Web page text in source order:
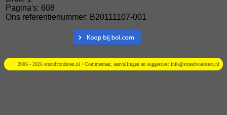
Pagina's: 608
Ons referentienummer: B20111107-001
2006 - 2026 strandvondsten.nl / Commentaar, aanvullingen en suggesties: info@strandvondsten.nl